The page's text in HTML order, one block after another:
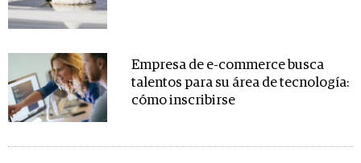
Empresa de e-commerce busca
talentos para su área de tecnología:
cómo inscribirse